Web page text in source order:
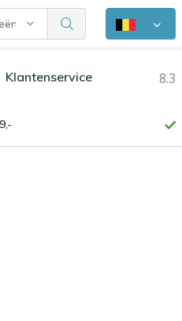
Klantenservice 8.3